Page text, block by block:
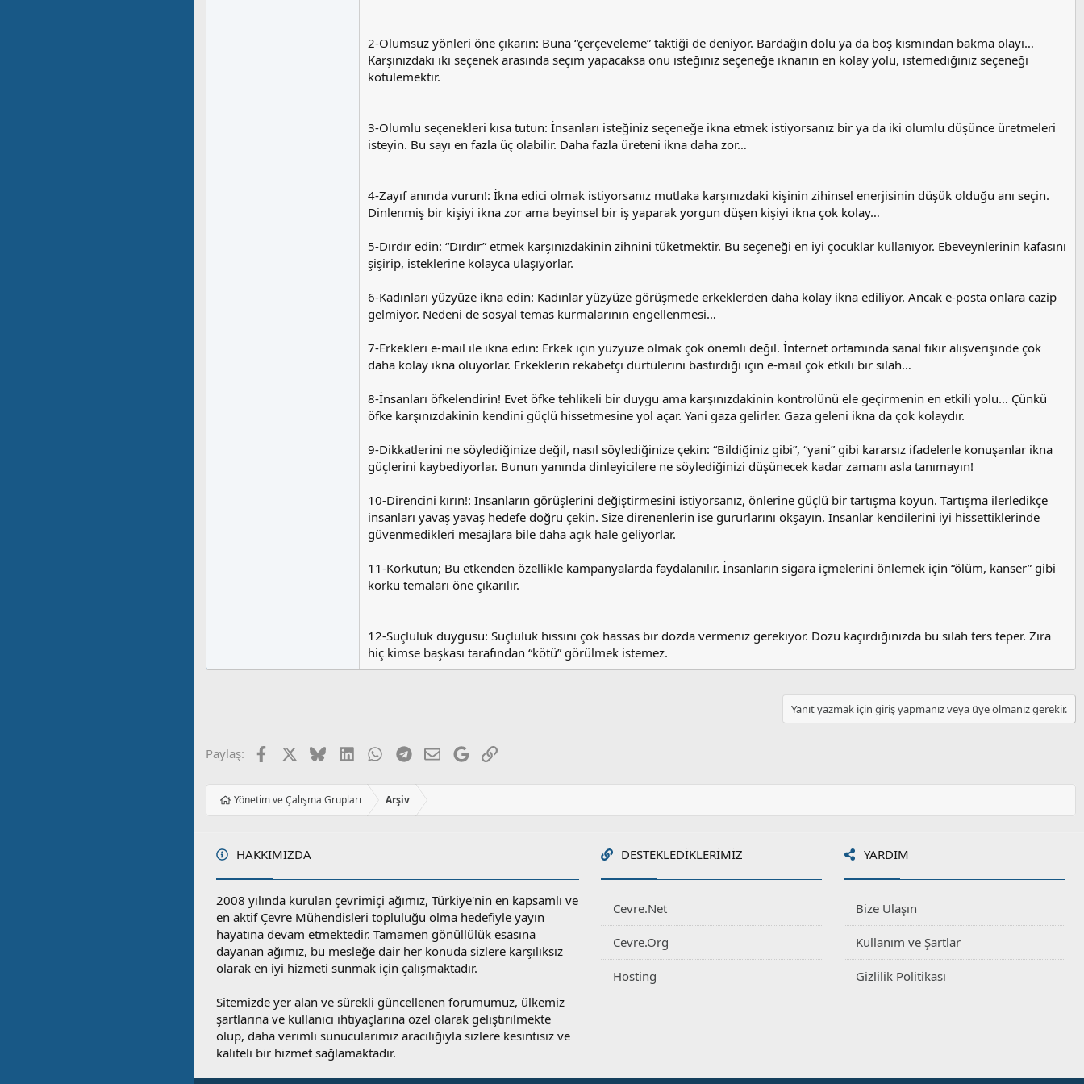
2-Olumsuz yönleri öne çıkarın: Buna “çerçeveleme” taktiği de deniyor. Bardağın dolu ya da boş kısmından bakma olayı…
Karşınızdaki iki seçenek arasında seçim yapacaksa onu isteğiniz seçeneğe iknanın en kolay yolu, istemediğiniz seçeneği
kötülemektir.
3-Olumlu seçenekleri kısa tutun: İnsanları isteğiniz seçeneğe ikna etmek istiyorsanız bir ya da iki olumlu düşünce üretmeleri
isteyin. Bu sayı en fazla üç olabilir. Daha fazla üreteni ikna daha zor…
4-Zayıf anında vurun!: İkna edici olmak istiyorsanız mutlaka karşınızdaki kişinin zihinsel enerjisinin düşük olduğu anı seçin.
Dinlenmiş bir kişiyi ikna zor ama beyinsel bir iş yaparak yorgun düşen kişiyi ikna çok kolay…
5-Dırdır edin: “Dırdır” etmek karşınızdakinin zihnini tüketmektir. Bu seçeneği en iyi çocuklar kullanıyor. Ebeveynlerinin kafasını
şişirip, isteklerine kolayca ulaşıyorlar.
6-Kadınları yüzyüze ikna edin: Kadınlar yüzyüze görüşmede erkeklerden daha kolay ikna ediliyor. Ancak e-posta onlara cazip
gelmiyor. Nedeni de sosyal temas kurmalarının engellenmesi…
7-Erkekleri e-mail ile ikna edin: Erkek için yüzyüze olmak çok önemli değil. İnternet ortamında sanal fikir alışverişinde çok
daha kolay ikna oluyorlar. Erkeklerin rekabetçi dürtülerini bastırdığı için e-mail çok etkili bir silah…
8-İnsanları öfkelendirin! Evet öfke tehlikeli bir duygu ama karşınızdakinin kontrolünü ele geçirmenin en etkili yolu… Çünkü
öfke karşınızdakinin kendini güçlü hissetmesine yol açar. Yani gaza gelirler. Gaza geleni ikna da çok kolaydır.
9-Dikkatlerini ne söylediğinize değil, nasıl söylediğinize çekin: “Bildiğiniz gibi”, “yani” gibi kararsız ifadelerle konuşanlar ikna
güçlerini kaybediyorlar. Bunun yanında dinleyicilere ne söylediğinizi düşünecek kadar zamanı asla tanımayın!
10-Direncini kırın!: İnsanların görüşlerini değiştirmesini istiyorsanız, önlerine güçlü bir tartışma koyun. Tartışma ilerledikçe
insanları yavaş yavaş hedefe doğru çekin. Size direnenlerin ise gururlarını okşayın. İnsanlar kendilerini iyi hissettiklerinde
güvenmedikleri mesajlara bile daha açık hale geliyorlar.
11-Korkutun; Bu etkenden özellikle kampanyalarda faydalanılır. İnsanların sigara içmelerini önlemek için “ölüm, kanser” gibi
korku temaları öne çıkarılır.
12-Suçluluk duygusu: Suçluluk hissini çok hassas bir dozda vermeniz gerekiyor. Dozu kaçırdığınızda bu silah ters teper. Zira
hiç kimse başkası tarafından “kötü” görülmek istemez.
Yanıt yazmak için giriş yapmanız veya üye olmanız gerekir.
Paylaş: Facebook BlueskyLinkedInWhatsApp
Telegram
E-postaGoogleLink
Yönetim ve Çalışma Grupları Arşiv
HAKKIMIZDA
2008 yılında kurulan çevrimiçi ağımız, Türkiye'nin en kapsamlı ve
en aktif Çevre Mühendisleri topluluğu olma hedefiyle yayın
hayatına devam etmektedir. Tamamen gönüllülük esasına
dayanan ağımız, bu mesleğe dair her konuda sizlere karşılıksız
olarak en iyi hizmeti sunmak için çalışmaktadır.
Sitemizde yer alan ve sürekli güncellenen forumumuz, ülkemiz
şartlarına ve kullanıcı ihtiyaçlarına özel olarak geliştirilmekte
olup, daha verimli sunucularımız aracılığıyla sizlere kesintisiz ve
kaliteli bir hizmet sağlamaktadır.
DESTEKLEDIKLERIMIZ
Cevre.Net
Cevre.Org
Hosting
YARDIM
Bize Ulaşın
Kullanım ve Şartlar
Gizlilik Politikası